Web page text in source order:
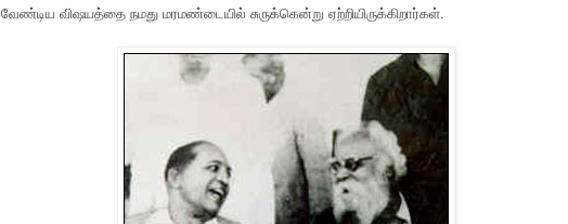
வேண்டிய விஷயத்தை நமது மரமண்டையில் சுருக்கென்று ஏற்றியிருக்கிறார்கள்.